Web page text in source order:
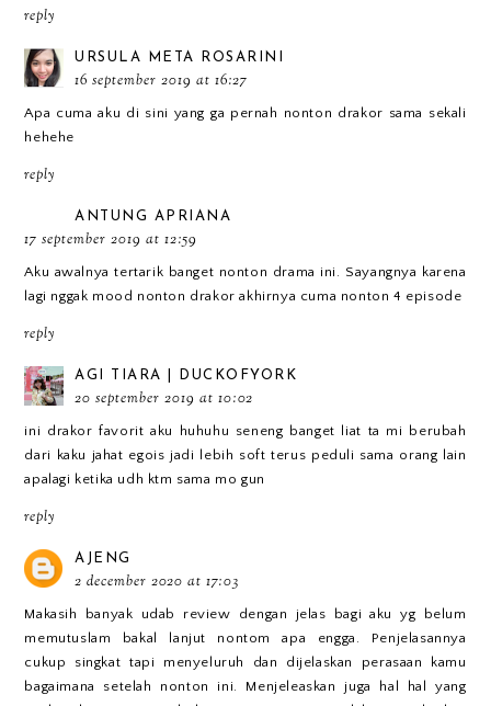
reply
URSULA META ROSARINI
16 september 2019 at 16:27
Apa cuma aku di sini yang ga pernah nonton drakor sama sekali
hehehe
reply
ANTUNG APRIANA
17 september 2019 at 12:59
Aku awalnya tertarik banget nonton drama ini. Sayangnya karena
lagi nggak mood nonton drakor akhirnya cuma nonton 4 episode
reply
AGI TIARA | DUCKOFYORK
20 september 2019 at 10:02
ini drakor favorit aku huhuhu seneng banget liat ta mi berubah
dari kaku jahat egois jadi lebih soft terus peduli sama orang lain
apalagi ketika udh ktm sama mo gun
reply
AJENG
2 december 2020 at 17:03
Makasih banyak udab review dengan jelas bagi aku yg belum
memutuslam bakal lanjut nontom apa engga. Penjelasannya
cukup singkat tapi menyeluruh dan dijelaskan perasaan kamu
bagaimana setelah nonton ini. Menjeleaskan juga hal hal yang